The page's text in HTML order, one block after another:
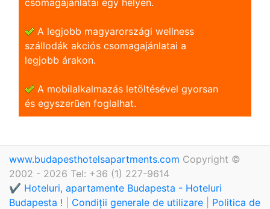
A legjobb magyarországi wellness
szállodák akciós csomagajánlatai a
legjobb árakon.
A mobilalkalmazás letöltésével gyorsan
és egyszerũen foglalhat.
www.budapesthotelsapartments.com Copyright ©
2002 - 2026 Tel: +36 (1) 227-9614
✔️ Hoteluri, apartamente Budapesta - Hoteluri
Budapesta !
Condiții generale de utilizare
Politica de